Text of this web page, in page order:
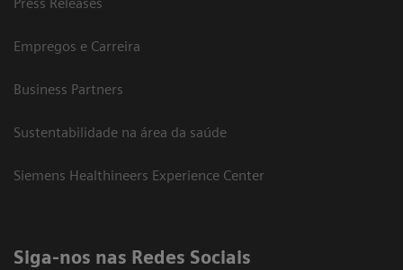
Empregos e Carreira
Business Partners
Sustentabilidade na área da saúde
Siemens Healthineers Experience Center
Siga-nos nas Redes Sociais